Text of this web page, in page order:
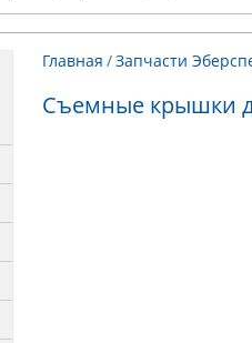
Главная /Запчасти
Съемные крышки